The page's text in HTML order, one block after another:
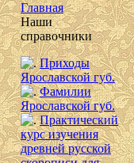
Главная
Наши
справочники
Приходы
Ярославской губ.
Фамилии
Ярославской губ.
Практический
курс изучения
древней русской